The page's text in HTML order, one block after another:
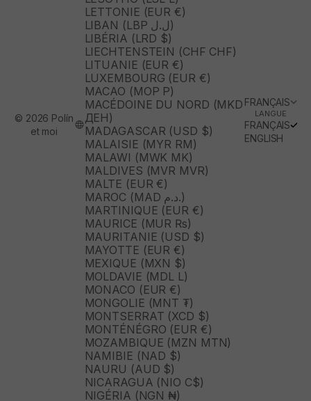
LETTONIE (EUR €)
LIBAN (LBP ل.ل)
LIBÉRIA (LRD $)
LIECHTENSTEIN (CHF CHF)
LITUANIE (EUR €)
LUXEMBOURG (EUR €)
MACAO (MOP P)
MACÉDOINE DU NORD (MKD
ДЕН)
MADAGASCAR (USD $)
MALAISIE (MYR RM)
MALAWI (MWK MK)
MALDIVES (MVR MVR)
MALTE (EUR €)
MAROC (MAD د.م.)
MARTINIQUE (EUR €)
MAURICE (MUR ₨)
MAURITANIE (USD $)
MAYOTTE (EUR €)
MEXIQUE (MXN $)
MOLDAVIE (MDL L)
MONACO (EUR €)
MONGOLIE (MNT ₮)
MONTSERRAT (XCD $)
MONTÉNÉGRO (EUR €)
MOZAMBIQUE (MZN MTN)
NAMIBIE (NAD $)
NAURU (AUD $)
NICARAGUA (NIO C$)
NIGÉRIA (NGN ₦)
FRANÇAIS
LANGUE
FRANÇAIS
ENGLISH
© 2026 Polín
et moi